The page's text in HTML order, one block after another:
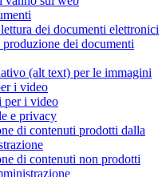
dei documenti elettronici
dei documenti
(alt text) per le immagini
i video
per i video
e privacy
di contenuti prodotti dalla
di contenuti non prodotti